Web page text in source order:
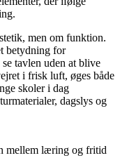
men om funktion.
betydning for
tavlen uden at blive
i frisk luft, øges både
skoler i dag
dagslys og
mellem læring og fritid